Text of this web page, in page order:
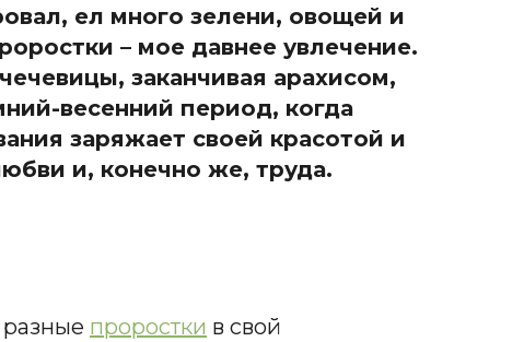
ел много зелени, овощей и
– мое давнее увлечение.
заканчивая арахисом,
весенний период, когда
заряжает своей красотой и
и, конечно же, труда.
проростки в свой